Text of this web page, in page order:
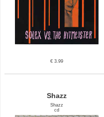
€ 3.99
Shazz
Shazz
cd